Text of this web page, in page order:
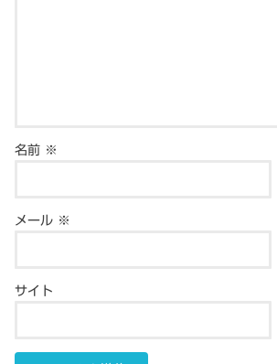
名前 ※
メール ※
サイト